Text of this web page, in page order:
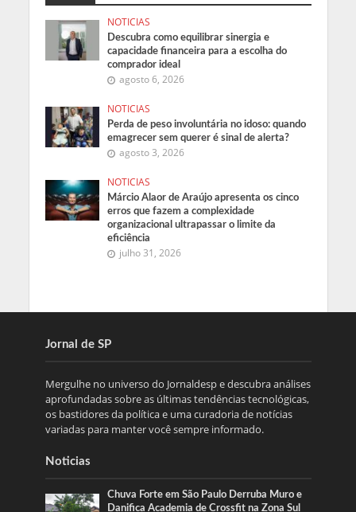
NOTICIAS
Descubra como equilibrar sinergia e
capacidade financeira para a escolha do
comprador ideal
agosto 6, 2026
NOTICIAS
Perda de peso involuntária no idoso: quando
emagrecer sem querer é sinal de alerta?
agosto 3, 2026
NOTICIAS
Márcio Alaor de Araújo apresenta os cinco
erros que fazem a complexidade
organizacional ultrapassar o limite da
eficiência
julho 31, 2026
Jornal de SP
Mergulhe no universo do Jornaldesp e descubra análises
aprofundadas sobre as últimas tendências tecnológicas,
os bastidores da política e uma curadoria de notícias
variadas para manter você sempre informado.
Noticias
Chuva Forte em São Paulo Derruba Muro e
Danifica Academia de Crossfit na Zona Sul